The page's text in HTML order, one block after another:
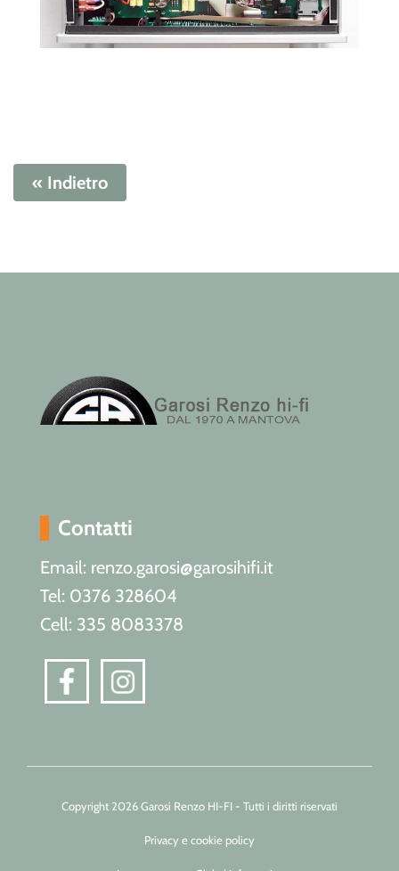
« Indietro
Contatti
Email: renzo.garosi@garosihifi.it
Tel: 0376 328604
Cell: 335 8083378
Copyright 2026 Garosi Renzo HI-FI - Tutti i diritti riservati
Privacy e cookie policy